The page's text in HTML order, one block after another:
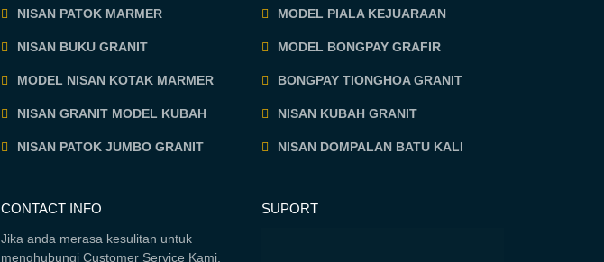
NISAN PATOK MARMER
NISAN BUKU GRANIT
MODEL NISAN KOTAK MARMER
NISAN GRANIT MODEL KUBAH
NISAN PATOK JUMBO GRANIT
CONTACT INFO
Jika anda merasa kesulitan untuk
menghubungi Customer Service Kami,
MODEL PIALA KEJUARAAN
MODEL BONGPAY GRAFIR
BONGPAY TIONGHOA GRANIT
NISAN KUBAH GRANIT
NISAN DOMPALAN BATU KALI
SUPORT